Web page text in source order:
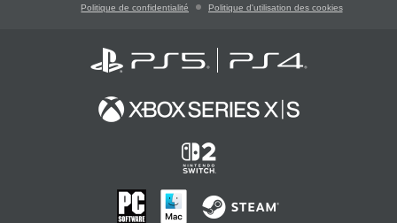
Politique de confidentialité Politique d'utilisation des cookies